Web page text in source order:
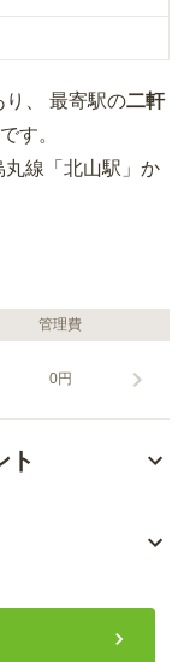
り、 最寄駅の二軒
です。
丸線「北山駅」か
管理費
0円
ト